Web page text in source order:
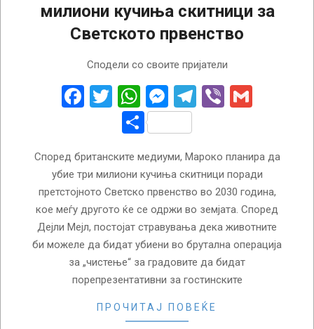
милиони кучиња скитници за
Светското првенство
Сподели со своите пријатели
Facebook
Twitter
WhatsApp
Messenger
Telegram
Viber
Share
Според британските медиуми, Мароко планира да
убие три милиони кучиња скитници поради
претстојното Светско првенство во 2030 година,
кое меѓу другото ќе се одржи во земјата. Според
Дејли Мејл, постојат стравувања дека животните
би можеле да бидат убиени во брутална операција
за „чистење“ за градовите да бидат
порепрезентативни за гостинските
ПРОЧИТАЈ ПОВЕЌЕ